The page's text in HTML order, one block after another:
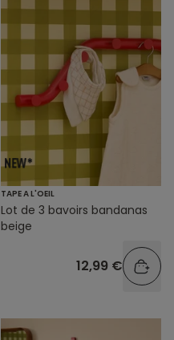
TAPE A L'OEIL
Lot de 3 bavoirs bandanas
beige
12,99 €